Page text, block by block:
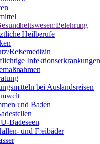
Heilberufe
Reisemedizin
Infektionserkrankungen
bei Auslandsreisen
und Baden
Badeseen
und Freibäder